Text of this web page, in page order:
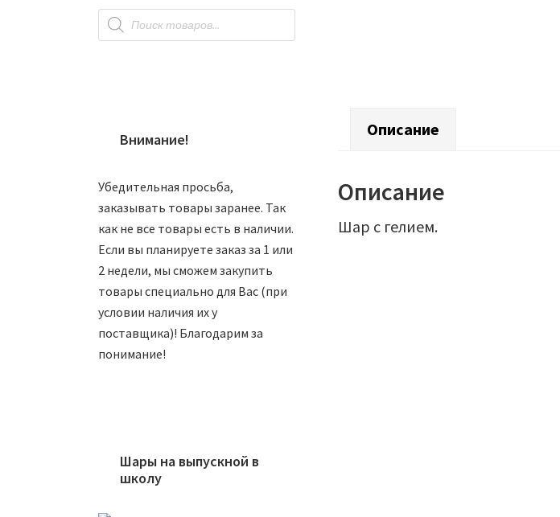
Описание
Описание
Шар с гелием.
Поиск
товаров
Внимание!
Убедительная просьба,
заказывать товары заранее. Так
как не все товары есть в наличии.
Если вы планируете заказ за 1 или
2 недели, мы сможем закупить
товары специально для Вас (при
условии наличия их у
поставщика)! Благодарим за
понимание!
Шары на выпускной в
школу